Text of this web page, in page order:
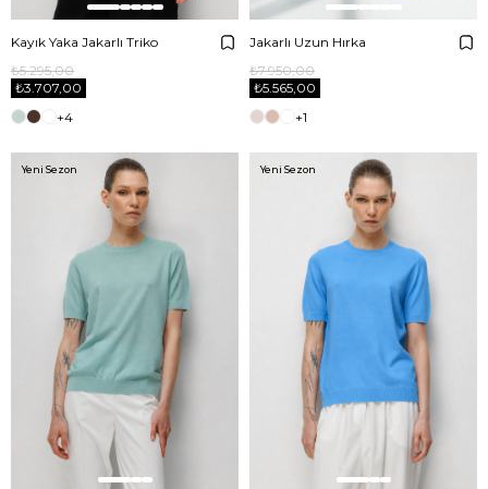
Kayık Yaka Jakarlı Triko
₺3.707,00
₺5.295,00
+4
Jakarlı Uzun Hırka
₺5.565,00
₺7.950,00
+1
Yeni Sezon Yeni Sezon